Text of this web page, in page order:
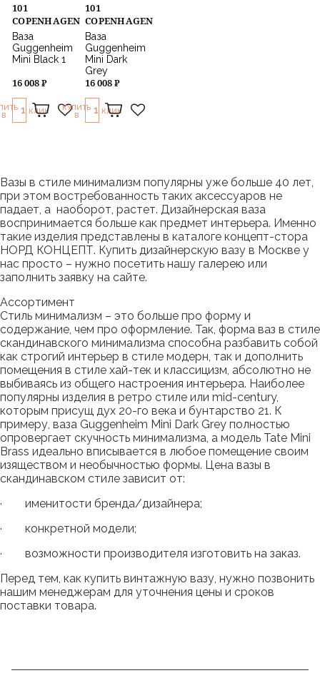
101
COPENHAGEN
Ваза
Guggenheim
Mini Black 1
16 008 ₽
В
1 КЛИК
101
COPENHAGEN
Ваза
Guggenheim
Mini Dark
Grey
16 008 ₽
КУПИТЬ
В
1 КЛИК
Вазы в стиле минимализм популярны уже больше 40 лет,
при этом востребованность таких аксессуаров не
падает, а наоборот, растет. Дизайнерская ваза
воспринимается больше как предмет интерьера. Именно
такие изделия представлены в каталоге концепт-стора
НОРД КОНЦЕПТ. Купить дизайнерскую вазу в Москве у
нас просто – нужно посетить нашу галерею или
заполнить заявку на сайте.
Ассортимент
Стиль минимализм – это больше про форму и
содержание, чем про оформление. Так, форма ваз в стиле
скандинавского минимализма способна разбавить собой
как строгий интерьер в стиле модерн, так и дополнить
помещения в стиле хай-тек и классицизм, абсолютно не
выбиваясь из общего настроения интерьера. Наиболее
популярны изделия в ретро стиле или mid-century,
которым присущ дух 20-го века и бунтарство 21. К
примеру, ваза Guggenheim Mini Dark Grey полностью
опровергает скучность минимализма, а модель Tate Mini
Brass идеально вписывается в любое помещение своим
изяществом и необычностью формы. Цена вазы в
скандинавском стиле зависит от:
· именитости бренда/дизайнера;
· конкретной модели;
· возможности производителя изготовить на заказ.
Перед тем, как купить винтажную вазу, нужно позвонить
нашим менеджерам для уточнения цены и сроков
поставки товара.